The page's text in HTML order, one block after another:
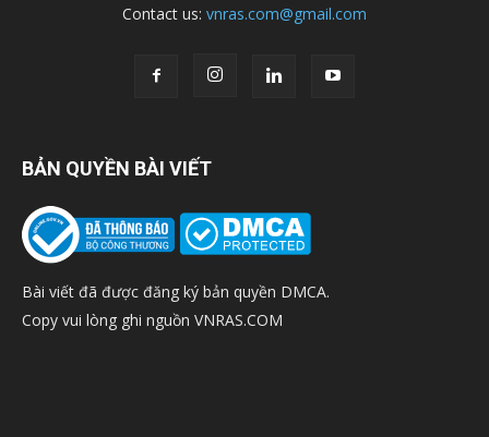
Contact us: vnras.com@gmail.com
BẢN QUYỀN BÀI VIẾT
Bài viết đã được đăng ký bản quyền DMCA.
Copy vui lòng ghi nguồn VNRAS.COM